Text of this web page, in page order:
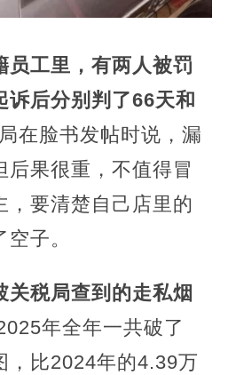
员工里，有两人被罚
诉后分别判了66天和
在脸书发帖时说，漏
后果很重，不值得冒
，要清楚自己店里的
子。
关税局查到的走私烟
年全年一共破了
，比2024年的4.39万